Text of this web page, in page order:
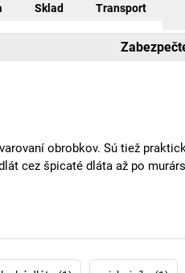
Sklad Transport
obrobkov. Sú tiež
cez špicaté dláta až po